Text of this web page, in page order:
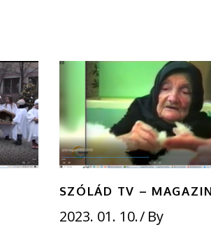
SZÓLÁD TV –
2023. 01. 10. By